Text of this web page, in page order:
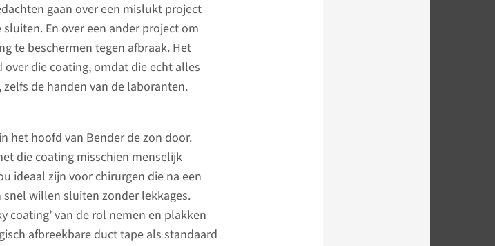
gaan over een mislukt project
En over een ander project om
te beschermen tegen afbraak. Het
die coating, omdat die echt alles
de handen van de laboranten.
het hoofd van Bender de zon door.
die coating misschien menselijk
ideaal zijn voor chirurgen die na een
willen sluiten zonder lekkages.
coating’ van de rol nemen en plakken
afbreekbare duct tape als standaard